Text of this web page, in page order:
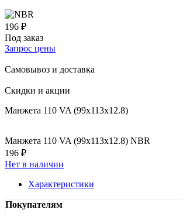
196 ₽
Под заказ
Запрос цены
Самовывоз и доставка
Скидки и акции
Манжета 110 VA (99x113x12.8)
Манжета 110 VA (99x113x12.8) NBR
196 ₽
Нет в наличии
Характеристики
Покупателям